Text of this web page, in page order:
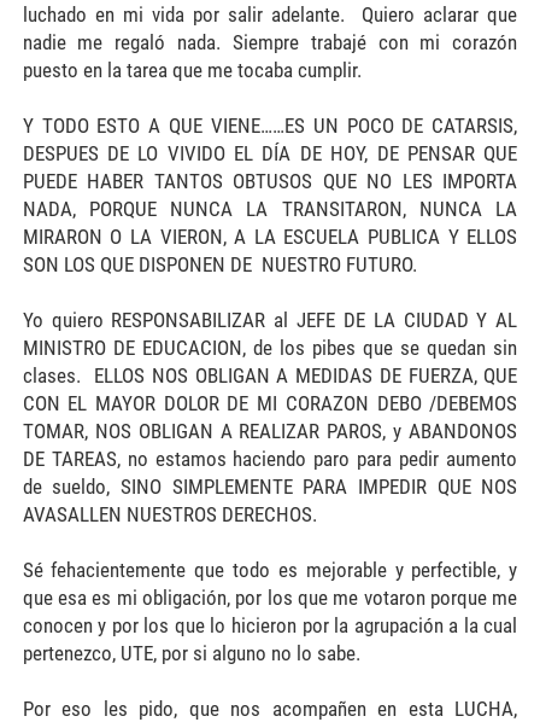
luchado en mi vida por salir adelante. Quiero aclarar que
nadie me regaló nada. Siempre trabajé con mi corazón
puesto en la tarea que me tocaba cumplir.
Y TODO ESTO A QUE VIENE……ES UN POCO DE CATARSIS,
DESPUES DE LO VIVIDO EL DÍA DE HOY, DE PENSAR QUE
PUEDE HABER TANTOS OBTUSOS QUE NO LES IMPORTA
NADA, PORQUE NUNCA LA TRANSITARON, NUNCA LA
MIRARON O LA VIERON, A LA ESCUELA PUBLICA Y ELLOS
SON LOS QUE DISPONEN DE NUESTRO FUTURO.
Yo quiero RESPONSABILIZAR al JEFE DE LA CIUDAD Y AL
MINISTRO DE EDUCACION, de los pibes que se quedan sin
clases. ELLOS NOS OBLIGAN A MEDIDAS DE FUERZA, QUE
CON EL MAYOR DOLOR DE MI CORAZON DEBO /DEBEMOS
TOMAR, NOS OBLIGAN A REALIZAR PAROS, y ABANDONOS
DE TAREAS, no estamos haciendo paro para pedir aumento
de sueldo, SINO SIMPLEMENTE PARA IMPEDIR QUE NOS
AVASALLEN NUESTROS DERECHOS.
Sé fehacientemente que todo es mejorable y perfectible, y
que esa es mi obligación, por los que me votaron porque me
conocen y por los que lo hicieron por la agrupación a la cual
pertenezco, UTE, por si alguno no lo sabe.
Por eso les pido, que nos acompañen en esta LUCHA,